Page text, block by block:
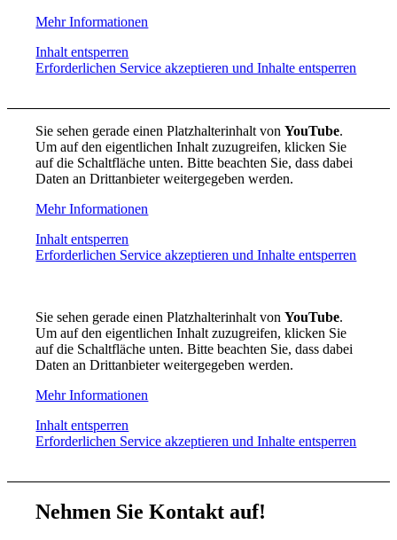
Mehr Informationen
Inhalt entsperren
Erforderlichen Service akzeptieren und Inhalte entsperren
Sie sehen gerade einen Platzhalterinhalt vonYouTube.
Um auf den eigentlichen Inhalt zuzugreifen, klicken Sie
auf die Schaltfläche unten. Bitte beachten Sie, dass dabei
Daten an Drittanbieter weitergegeben werden.
Mehr Informationen
Inhalt entsperren
Erforderlichen Service akzeptieren und Inhalte entsperren
Sie sehen gerade einen Platzhalterinhalt vonYouTube.
Um auf den eigentlichen Inhalt zuzugreifen, klicken Sie
auf die Schaltfläche unten. Bitte beachten Sie, dass dabei
Daten an Drittanbieter weitergegeben werden.
Mehr Informationen
Inhalt entsperren
Erforderlichen Service akzeptieren und Inhalte entsperren
Nehmen Sie Kontakt auf!